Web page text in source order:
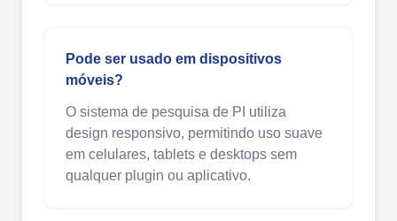
Pode ser usado em dispositivos
móveis?
O sistema de pesquisa de PI utiliza
design responsivo, permitindo uso suave
em celulares, tablets e desktops sem
qualquer plugin ou aplicativo.